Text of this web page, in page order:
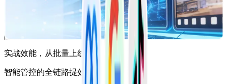
覆盖 Meta/Google/TikTok 全渠道，解放优化师重复操作
实战效能，从批量上线到
智能管控的全链路提效